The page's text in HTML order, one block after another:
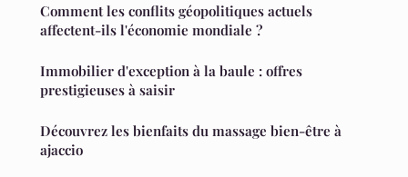
Comment les conflits géopolitiques actuels
affectent-ils l'économie mondiale ?
Immobilier d'exception à la baule : offres
prestigieuses à saisir
Découvrez les bienfaits du massage bien-être à
ajaccio